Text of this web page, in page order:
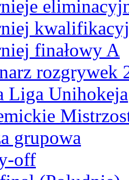
finałowy A
rozgrywek
Liga Unihokeja
grupowa
off